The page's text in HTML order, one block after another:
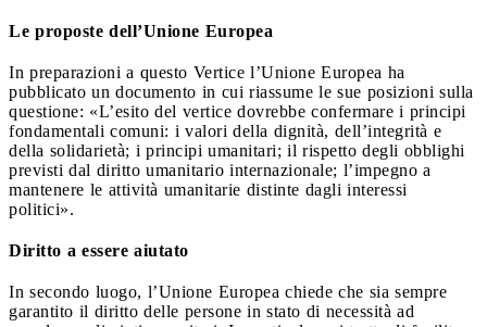
Le proposte dell’Unione Europea
In preparazioni a questo Vertice l’Unione Europea ha
pubblicato un documento in cui riassume le sue posizioni sulla
questione: «L’esito del vertice dovrebbe confermare i principi
fondamentali comuni: i valori della dignità, dell’integrità e
della solidarietà; i principi umanitari; il rispetto degli obblighi
previsti dal diritto umanitario internazionale; l’impegno a
mantenere le attività umanitarie distinte dagli interessi
politici».
Diritto a essere aiutato
In secondo luogo, l’Unione Europea chiede che sia sempre
garantito il diritto delle persone in stato di necessità ad